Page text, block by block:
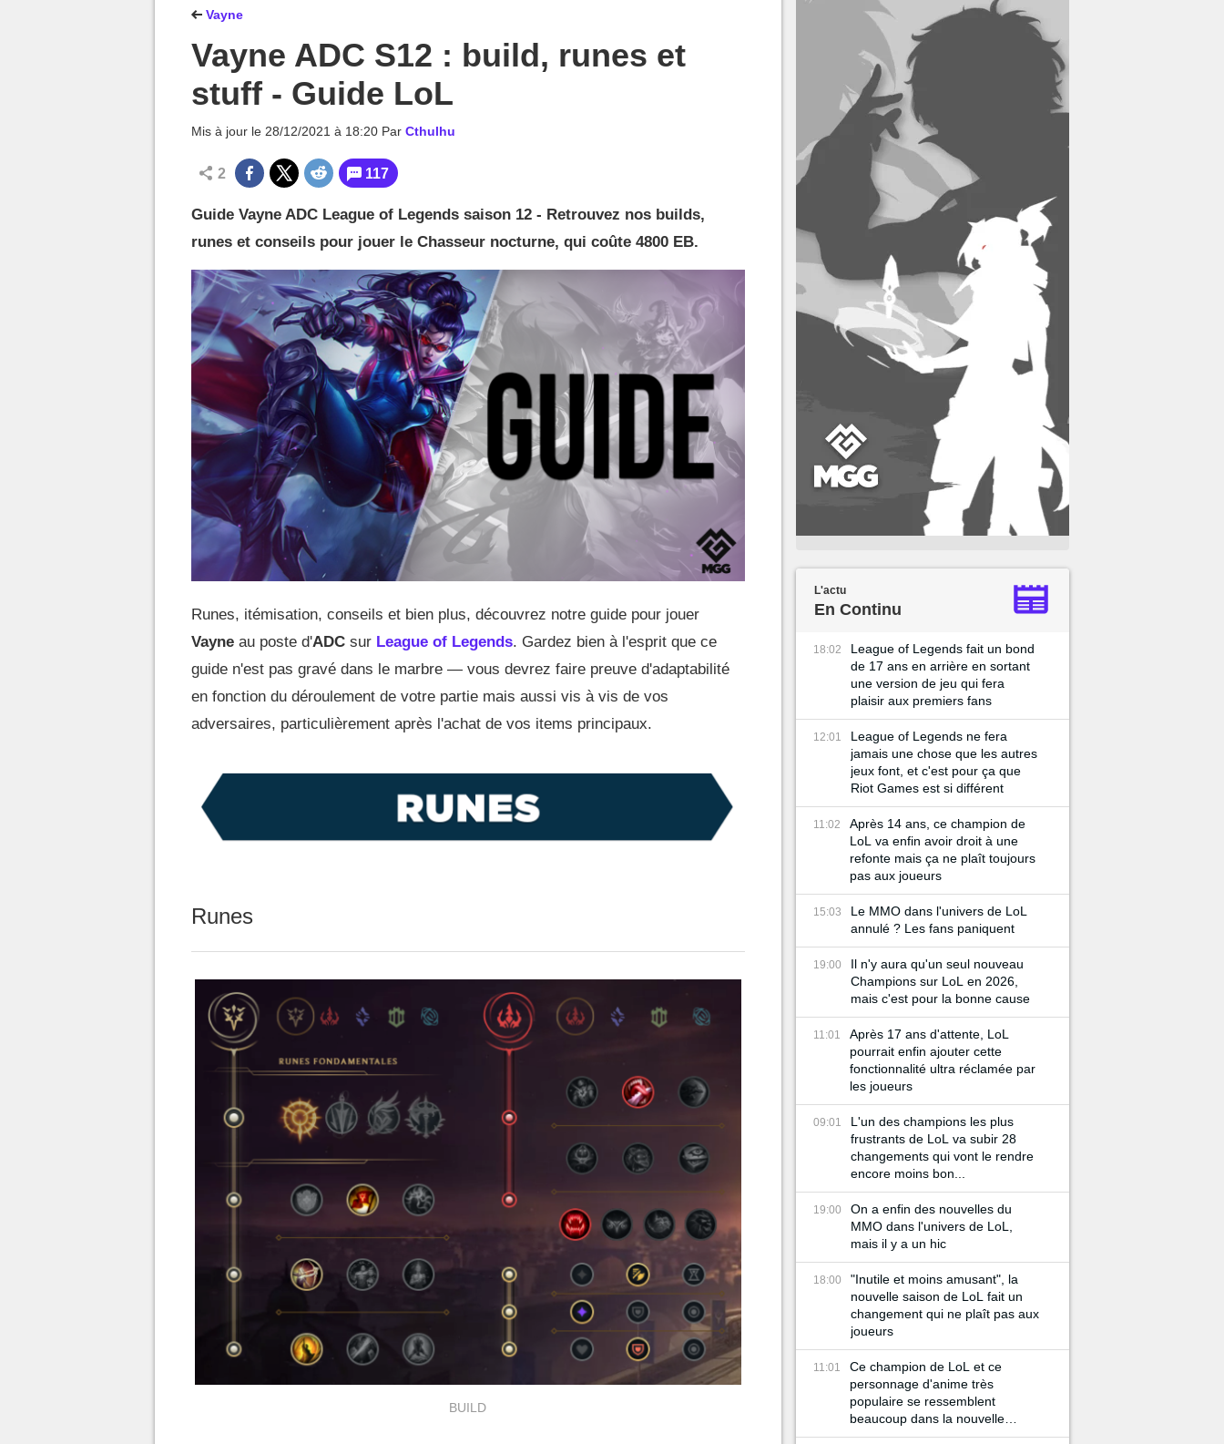
Vayne
Vayne ADC S12 : build, runes et
stuff - Guide LoL
Mis à jour le 28/12/2021 à 18:20 Par Cthulhu
2 117
Guide Vayne ADC League of Legends saison 12 - Retrouvez nos builds,
runes et conseils pour jouer le Chasseur nocturne, qui coûte 4800 EB.
Runes, itémisation, conseils et bien plus, découvrez notre guide pour jouer
Vayne au poste d'ADC sur League of Legends. Gardez bien à l'esprit que ce
guide n'est pas gravé dans le marbre — vous devrez faire preuve d'adaptabilité
en fonction du déroulement de votre partie mais aussi vis à vis de vos
adversaires, particulièrement après l'achat de vos items principaux.
Runes
BUILD
L'actu
En Continu
18:02
League of Legends fait un bond
de 17 ans en arrière en sortant
une version de jeu qui fera
plaisir aux premiers fans
12:01
League of Legends ne fera
jamais une chose que les autres
jeux font, et c'est pour ça que
Riot Games est si différent
11:02
Après 14 ans, ce champion de
LoL va enfin avoir droit à une
refonte mais ça ne plaît toujours
pas aux joueurs
15:03
Le MMO dans l'univers de LoL
annulé ? Les fans paniquent
19:00
Il n'y aura qu'un seul nouveau
Champions sur LoL en 2026,
mais c'est pour la bonne cause
11:01
Après 17 ans d'attente, LoL
pourrait enfin ajouter cette
fonctionnalité ultra réclamée par
les joueurs
09:01
L'un des champions les plus
frustrants de LoL va subir 28
changements qui vont le rendre
encore moins bon...
19:00
On a enfin des nouvelles du
MMO dans l'univers de LoL,
mais il y a un hic
18:00
"Inutile et moins amusant", la
nouvelle saison de LoL fait un
changement qui ne plaît pas aux
joueurs
11:01
Ce champion de LoL et ce
personnage d'anime très
populaire se ressemblent
beaucoup dans la nouvelle
bande-annonce du jeu